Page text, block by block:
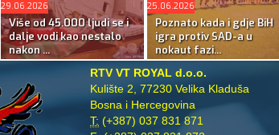
29.06.2026
Više od 45.000 ljudi se i
dalje vodi kao nestalo
nakon ...
25.06.2026
Poznato kada i gdje BiH
igra protiv SAD-a u
nokaut fazi...
RTV VT ROYAL d.o.o.
Kulište 2, 77230 Velika Kladuša
Bosna i Hercegovina
T: (+387) 037 831 871